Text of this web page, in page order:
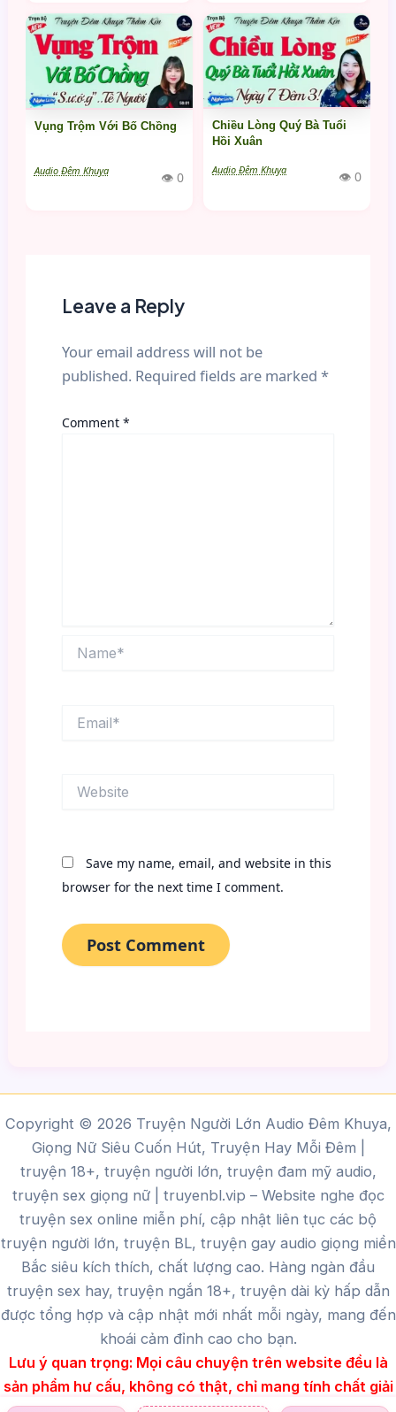
Vụng Trộm Với Bố Chồng
Audio Đêm Khuya 👁 0
Chiều Lòng Quý Bà Tuổi
Hồi Xuân
Audio Đêm Khuya 👁 0
Leave a Reply
Your email address will not be
published. Required fields are marked *
Comment *
Save my name, email, and website in this
browser for the next time I comment.
Copyright © 2026 Truyện Người Lớn Audio Đêm Khuya,
Giọng Nữ Siêu Cuốn Hút, Truyện Hay Mỗi Đêm |
truyện 18+, truyện người lớn, truyện đam mỹ audio,
truyện sex giọng nữ | truyenbl.vip – Website nghe đọc
truyện sex online miễn phí, cập nhật liên tục các bộ
truyện người lớn, truyện BL, truyện gay audio giọng miền
Bắc siêu kích thích, chất lượng cao. Hàng ngàn đầu
truyện sex hay, truyện ngắn 18+, truyện dài kỳ hấp dẫn
được tổng hợp và cập nhật mới nhất mỗi ngày, mang đến
khoái cảm đỉnh cao cho bạn.
Lưu ý quan trọng: Mọi câu chuyện trên website đều là
sản phẩm hư cấu, không có thật, chỉ mang tính chất giải